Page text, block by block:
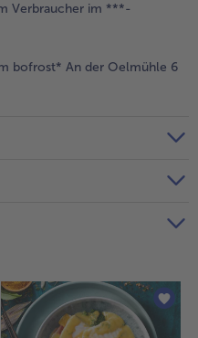
&
Verbraucher im ***-
bofrost* An der Oelmühle 6